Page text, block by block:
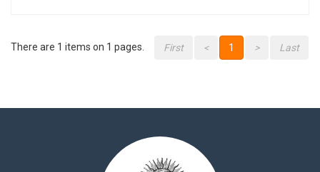
- Расширены Объявления компании – теперь
есть объявления для не только для
There are 1 items on 1 pages. First < 1 > Last